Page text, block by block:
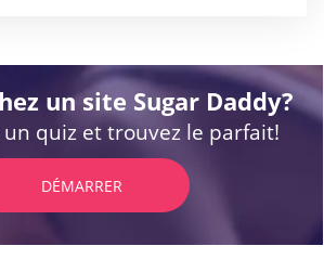
un site Sugar Daddy?
un quiz et trouvez le parfait!
DÉMARRER